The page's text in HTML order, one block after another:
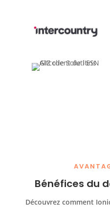
Bénéfices du
Découvrez comment